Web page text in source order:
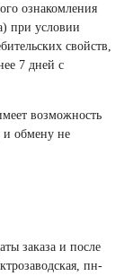
ознакомления
при условии
свойств,
7 дней с
возможность
и обмену не
заказа и после
пн-